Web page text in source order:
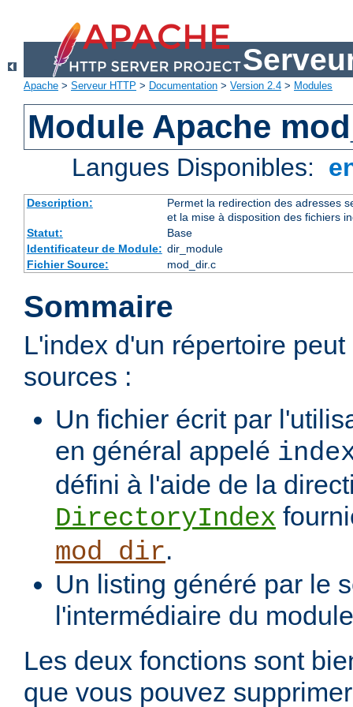
Apache > Serveur HTTP > Documentation > Version 2.4 > Modules
Module Apache
Langues Disponibles:
Description:
Permet la redirection des adresses
et la mise à disposition des fichiers
Statut:
Base
Identificateur de Module: dir_module
Fichier Source:
mod_dir.c
Sommaire
L'index d'un répertoire
sources :
Un fichier écrit par
en général appelé
défini à l'aide de la
DirectoryIndex
mod_dir.
Un listing généré par le
l'intermédiaire du
Les deux fonctions sont
que vous pouvez